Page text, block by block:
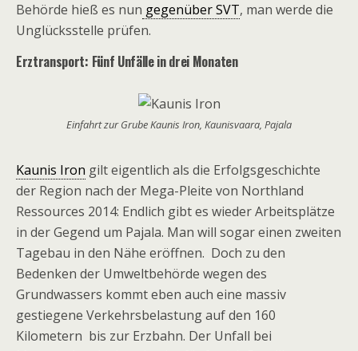
Behörde hieß es nun gegenüber SVT, man werde die
Unglücksstelle prüfen.
Erztransport: Fünf Unfälle in drei Monaten
Einfahrt zur Grube Kaunis Iron, Kaunisvaara, Pajala
Kaunis Iron gilt eigentlich als die Erfolgsgeschichte
der Region nach der Mega-Pleite von Northland
Ressources 2014: Endlich gibt es wieder Arbeitsplätze
in der Gegend um Pajala. Man will sogar einen zweiten
Tagebau in den Nähe eröffnen. Doch zu den
Bedenken der Umweltbehörde wegen des
Grundwassers kommt eben auch eine massiv
gestiegene Verkehrsbelastung auf den 160
Kilometern bis zur Erzbahn. Der Unfall bei